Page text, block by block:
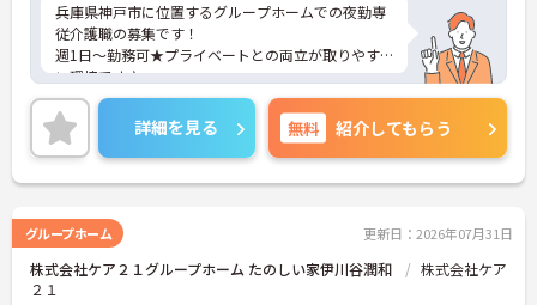
兵庫県神戸市に位置するグループホームでの夜勤専
従介護職の募集です！
週1日～勤務可★プライベートとの両立が取りやす
い環境です♪
ご興味ある方には、面接対策ポイントなど、さらに
詳細をお話しいたしますのでお気軽にご相談くださ
い。
詳細を見る 無料 紹介してもらう
グループホーム 更新日：2026年07月31日
株式会社ケア２１グループホーム たのしい家伊川谷潤和
株式会社ケア
２１